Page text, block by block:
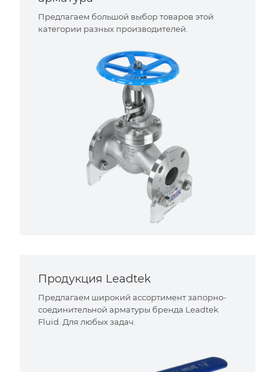
Предлагаем большой выбор товаров этой
категории разных производителей.
Продукция Leadtek
Предлагаем широкий ассортимент запорно-
соединительной арматуры бренда Leadtek
Fluid. Для любых задач.